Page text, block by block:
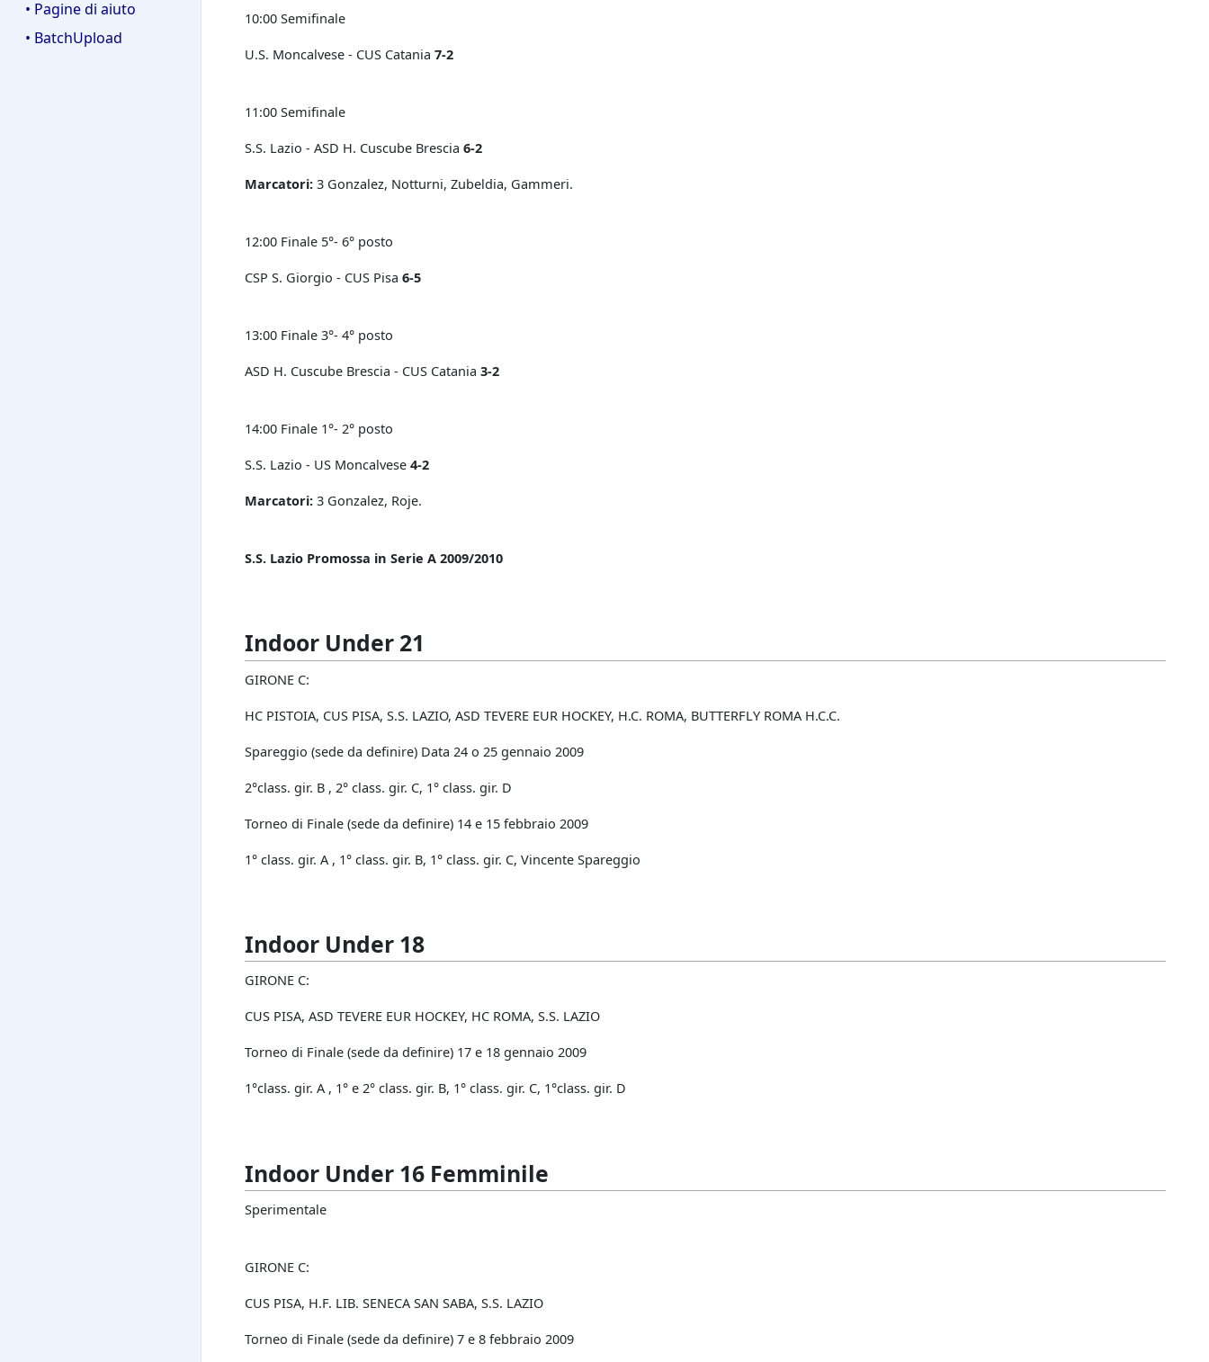
• Pagine di aiuto
• BatchUpload
10:00 Semifinale
U.S. Moncalvese - CUS Catania 7-2
11:00 Semifinale
S.S. Lazio - ASD H. Cuscube Brescia 6-2
Marcatori: 3 Gonzalez, Notturni, Zubeldia, Gammeri.
12:00 Finale 5°- 6° posto
CSP S. Giorgio - CUS Pisa 6-5
13:00 Finale 3°- 4° posto
ASD H. Cuscube Brescia - CUS Catania 3-2
14:00 Finale 1°- 2° posto
S.S. Lazio - US Moncalvese 4-2
Marcatori: 3 Gonzalez, Roje.
S.S. Lazio Promossa in Serie A 2009/2010
Indoor Under 21
GIRONE C:
HC PISTOIA, CUS PISA, S.S. LAZIO, ASD TEVERE EUR HOCKEY, H.C. ROMA, BUTTERFLY ROMA H.C.C.
Spareggio (sede da definire) Data 24 o 25 gennaio 2009
2°class. gir. B , 2° class. gir. C, 1° class. gir. D
Torneo di Finale (sede da definire) 14 e 15 febbraio 2009
1° class. gir. A , 1° class. gir. B, 1° class. gir. C, Vincente Spareggio
Indoor Under 18
GIRONE C:
CUS PISA, ASD TEVERE EUR HOCKEY, HC ROMA, S.S. LAZIO
Torneo di Finale (sede da definire) 17 e 18 gennaio 2009
1°class. gir. A , 1° e 2° class. gir. B, 1° class. gir. C, 1°class. gir. D
Indoor Under 16 Femminile
Sperimentale
GIRONE C:
CUS PISA, H.F. LIB. SENECA SAN SABA, S.S. LAZIO
Torneo di Finale (sede da definire) 7 e 8 febbraio 2009